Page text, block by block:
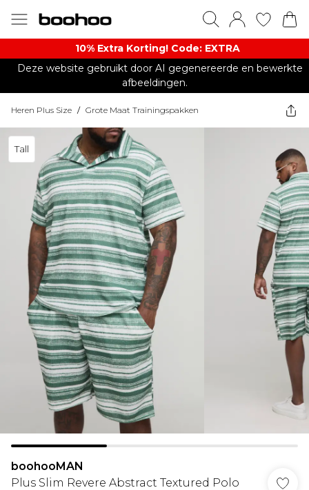
10% Extra Korting! Code: EXTRA​
Deze website gebruikt door AI gegenereerde en bewerkte
afbeeldingen.
Heren Plus Size / Grote Maat Trainingspakken
Tall
boohooMAN
Plus Slim Revere Abstract Textured Polo